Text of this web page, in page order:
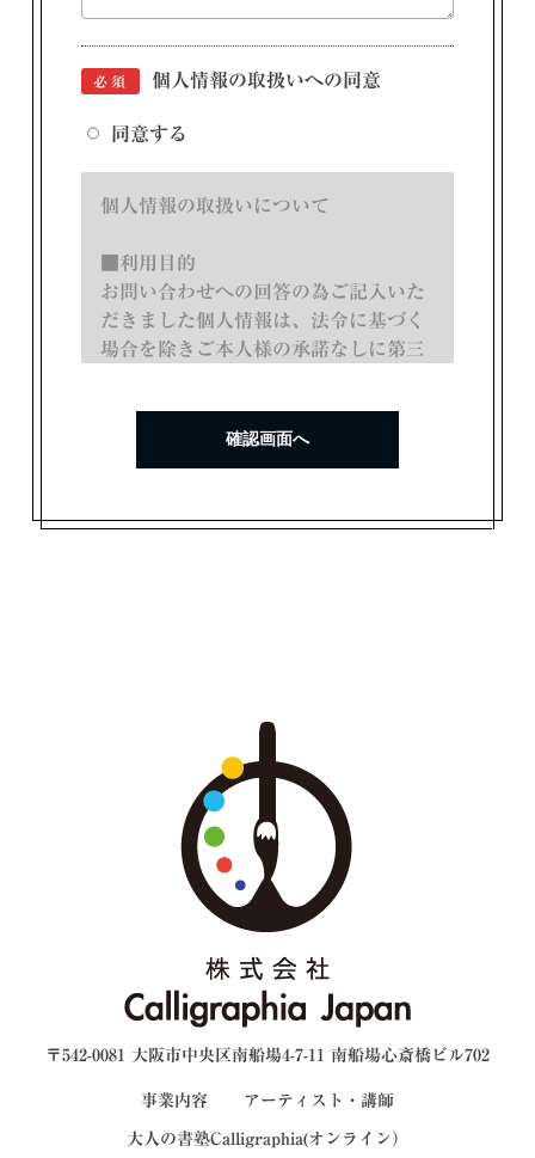
必須 個人情報の取扱いへの同意
同意する
個人情報の取扱いについて
■利用目的
お問い合わせへの回答の為ご記入いた
だきました個人情報は、法令に基づく
場合を除きご本人様の承諾なしに第三
したら確認画面へ進み【送信する】ボ
〒542-0081 大阪市中央区南船場4-7-11 南船場心斎橋ビル702
事業内容 アーティスト・講師
大人の書塾Calligraphia(オンライン）